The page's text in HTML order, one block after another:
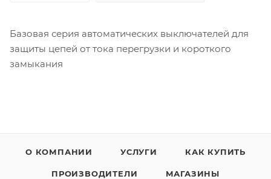
Базовая серия автоматических выключателей для
защиты цепей от тока перегрузки и короткого
замыкания
О КОМПАНИИ УСЛУГИ КАК КУПИТЬ
ПРОИЗВОДИТЕЛИ МАГАЗИНЫ